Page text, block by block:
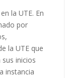
la UTE. En
por
la UTE que
inicios
instancia